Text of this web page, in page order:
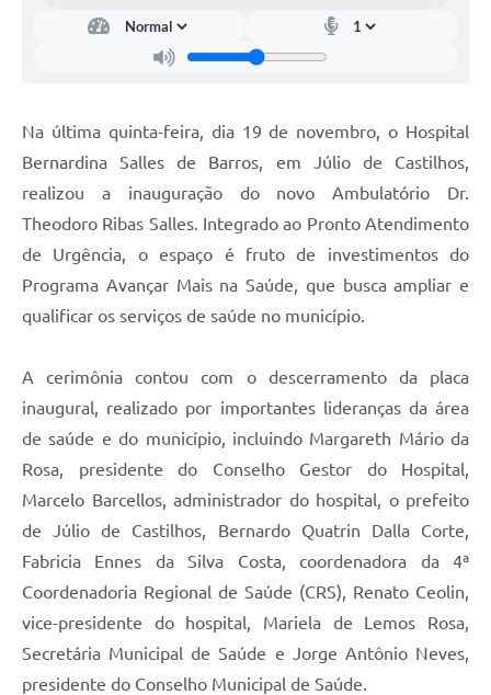
Contas Públicas
Links
Na última quinta-feira, dia 19 de novembro, o Hospital
Bernardina Salles de Barros, em Júlio de Castilhos,
realizou a inauguração do novo Ambulatório Dr.
Theodoro Ribas Salles. Integrado ao Pronto Atendimento
de Urgência, o espaço é fruto de investimentos do
Programa Avançar Mais na Saúde, que busca ampliar e
qualificar os serviços de saúde no município.
A cerimônia contou com o descerramento da placa
inaugural, realizado por importantes lideranças da área
de saúde e do município, incluindo Margareth Mário da
Rosa, presidente do Conselho Gestor do Hospital,
Marcelo Barcellos, administrador do hospital, o prefeito
de Júlio de Castilhos, Bernardo Quatrin Dalla Corte,
Fabricia Ennes da Silva Costa, coordenadora da 4ª
Coordenadoria Regional de Saúde (CRS), Renato Ceolin,
vice-presidente do hospital, Mariela de Lemos Rosa,
Secretária Municipal de Saúde e Jorge Antônio Neves,
presidente do Conselho Municipal de Saúde.